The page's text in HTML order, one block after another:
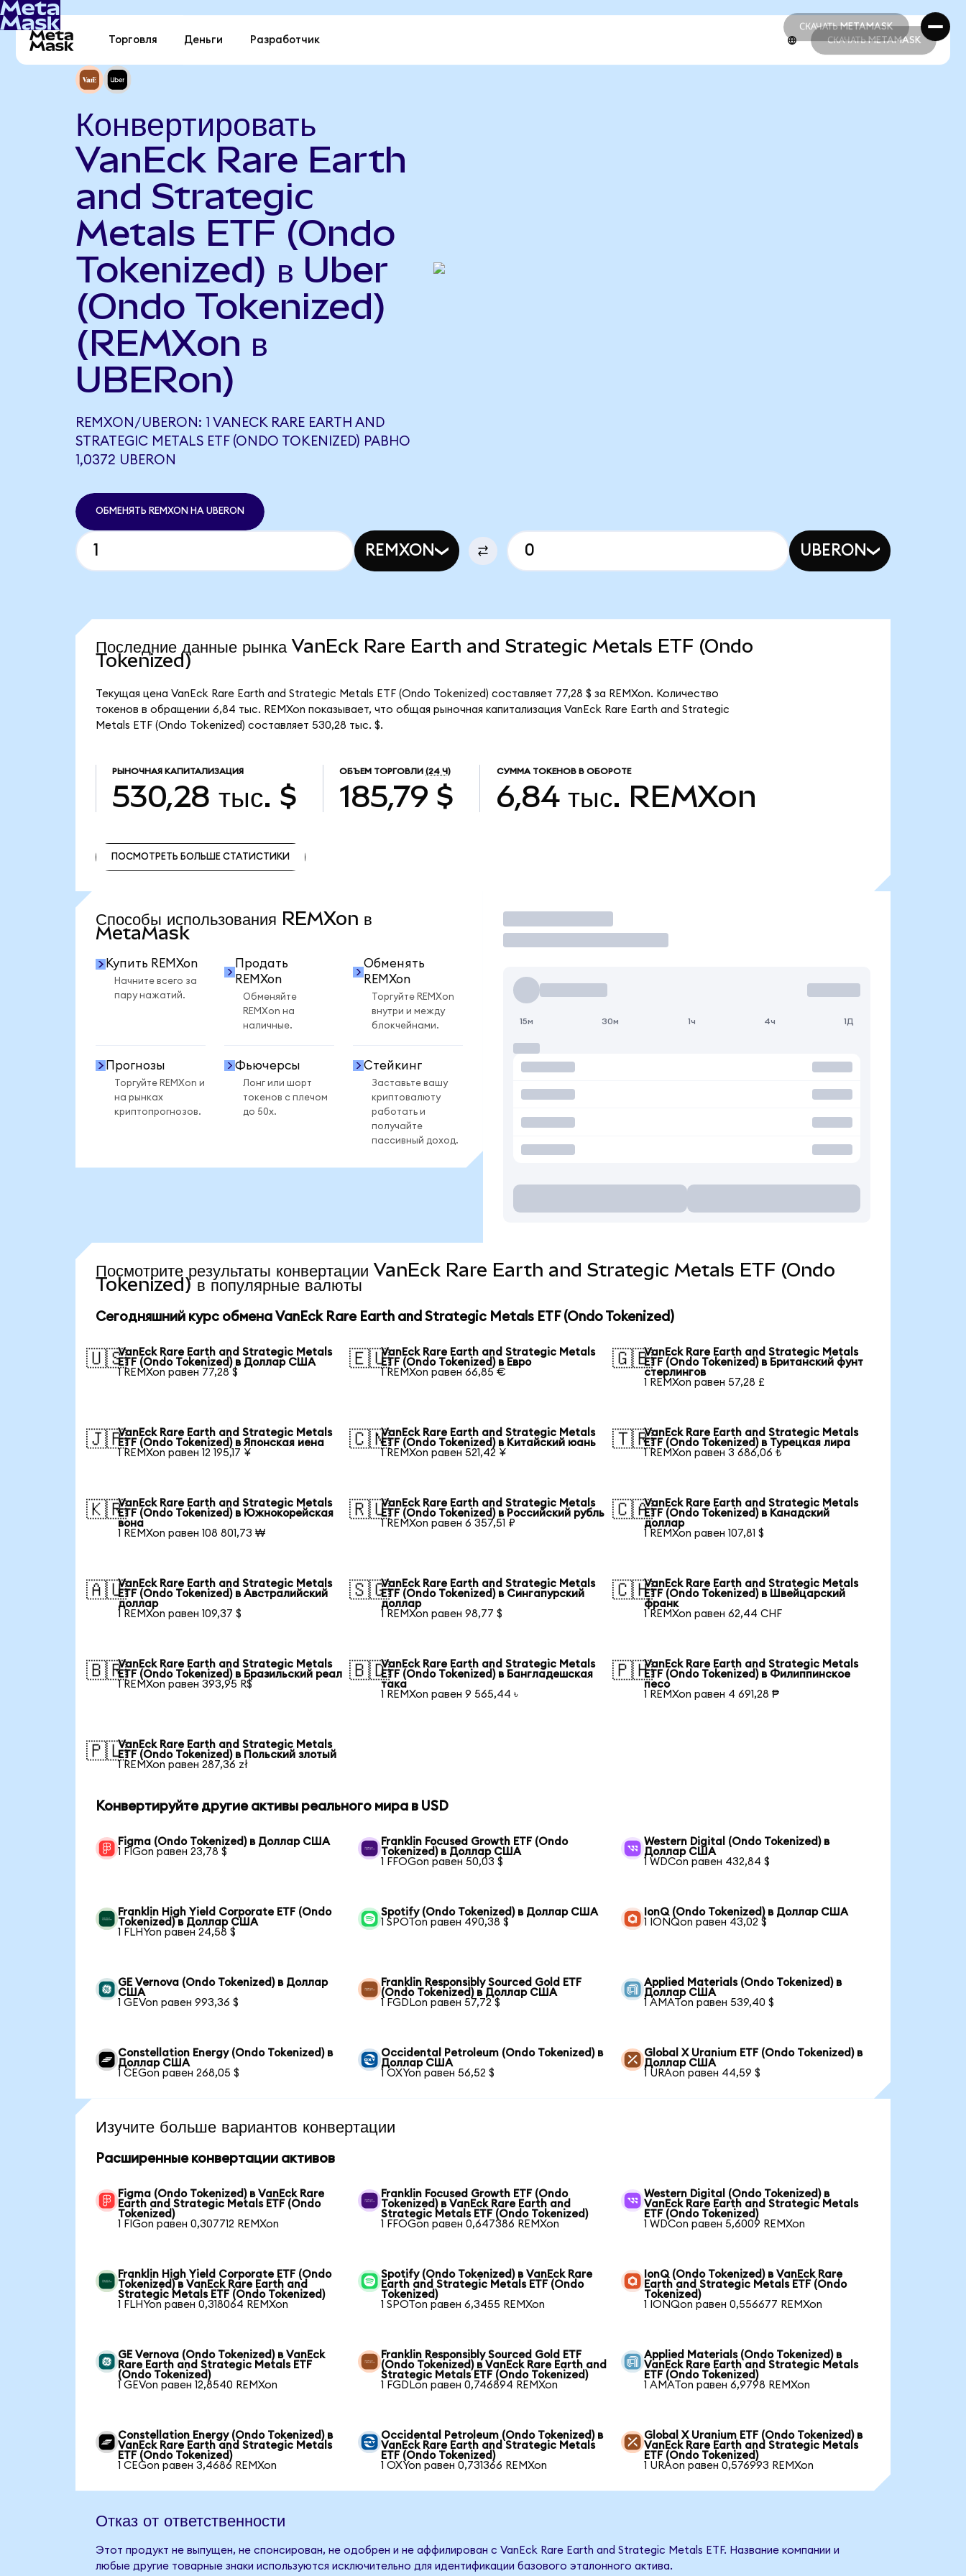
СКАЧАТЬ METAMASK
СКАЧАТЬ METAMASK
Торговля Деньги Разработчик СКАЧАТЬ METAMASK
Конвертировать
VanEck Rare Earth
and Strategic
Metals ETF (Ondo
Tokenized) в Uber
(Ondo Tokenized)
(REMXon в
UBERon)
REMXON/UBERON: 1 VANECK RARE EARTH AND
STRATEGIC METALS ETF (ONDO TOKENIZED) РАВНО
1,0372 UBERON
ОБМЕНЯТЬ REMXON НА UBERON
REMXON UBERON
Последние данные рынка VanEck Rare Earth and Strategic Metals ETF (Ondo
Tokenized)
Текущая цена VanEck Rare Earth and Strategic Metals ETF (Ondo Tokenized) составляет 77,28 $ за REMXon. Количество
токенов в обращении 6,84 тыс. REMXon показывает, что общая рыночная капитализация VanEck Rare Earth and Strategic
Metals ETF (Ondo Tokenized) составляет 530,28 тыс. $.
РЫНОЧНАЯ КАПИТАЛИЗАЦИЯ
530,28 тыс. $
ОБЪЕМ ТОРГОВЛИ (24 Ч)
185,79 $
СУММА ТОКЕНОВ В ОБОРОТЕ
6,84 тыс. REMXon
ПОСМОТРЕТЬ БОЛЬШЕ СТАТИСТИКИ
Способы использования REMXon в
MetaMask
Купить REMXon
Начните всего за
пару нажатий.
Продать
REMXon
Обменяйте
REMXon на
наличные.
Обменять
REMXon
Торгуйте REMXon
внутри и между
блокчейнами.
Прогнозы
Торгуйте REMXon и
на рынках
криптопрогнозов.
Фьючерсы
Лонг или шорт
токенов с плечом
до 50x.
Стейкинг
Заставьте вашу
криптовалюту
работать и
получайте
пассивный доход.
Торговать
15м 30м 1ч 4ч 1Д
Посмотрите результаты конвертации VanEck Rare Earth and Strategic Metals ETF (Ondo
Tokenized) в популярные валюты
Сегодняшний курс обмена VanEck Rare Earth and Strategic Metals ETF (Ondo Tokenized)
🇺🇸VanEck Rare Earth and Strategic Metals
ETF (Ondo Tokenized) в Доллар США
1 REMXon равен 77,28 $
🇪🇺VanEck Rare Earth and Strategic Metals
ETF (Ondo Tokenized) в Евро
1 REMXon равен 66,85 €
🇬🇧VanEck Rare Earth and Strategic Metals
ETF (Ondo Tokenized) в Британский фунт
стерлингов
1 REMXon равен 57,28 £
🇯🇵VanEck Rare Earth and Strategic Metals
ETF (Ondo Tokenized) в Японская иена
1 REMXon равен 12 195,17 ¥
🇨🇳VanEck Rare Earth and Strategic Metals
ETF (Ondo Tokenized) в Китайский юань
1 REMXon равен 521,42 ¥
🇹🇷VanEck Rare Earth and Strategic Metals
ETF (Ondo Tokenized) в Турецкая лира
1 REMXon равен 3 686,06 ₺
🇰🇷VanEck Rare Earth and Strategic Metals
ETF (Ondo Tokenized) в Южнокорейская
вона
1 REMXon равен 108 801,73 ₩
🇷🇺VanEck Rare Earth and Strategic Metals
ETF (Ondo Tokenized) в Российский рубль
1 REMXon равен 6 357,51 ₽
🇨🇦VanEck Rare Earth and Strategic Metals
ETF (Ondo Tokenized) в Канадский
доллар
1 REMXon равен 107,81 $
🇦🇺VanEck Rare Earth and Strategic Metals
ETF (Ondo Tokenized) в Австралийский
доллар
1 REMXon равен 109,37 $
🇸🇬VanEck Rare Earth and Strategic Metals
ETF (Ondo Tokenized) в Сингапурский
доллар
1 REMXon равен 98,77 $
🇨🇭VanEck Rare Earth and Strategic Metals
ETF (Ondo Tokenized) в Швейцарский
франк
1 REMXon равен 62,44 CHF
🇧🇷VanEck Rare Earth and Strategic Metals
ETF (Ondo Tokenized) в Бразильский реал
1 REMXon равен 393,95 R$
🇧🇩VanEck Rare Earth and Strategic Metals
ETF (Ondo Tokenized) в Бангладешская
така
1 REMXon равен 9 565,44 ৳
🇵🇭VanEck Rare Earth and Strategic Metals
ETF (Ondo Tokenized) в Филиппинское
песо
1 REMXon равен 4 691,28 ₱
🇵🇱VanEck Rare Earth and Strategic Metals
ETF (Ondo Tokenized) в Польский злотый
1 REMXon равен 287,36 zł
Конвертируйте другие активы реального мира в USD
Figma (Ondo Tokenized) в Доллар США
1 FIGon равен 23,78 $
Franklin Focused Growth ETF (Ondo
Tokenized) в Доллар США
1 FFOGon равен 50,03 $
Western Digital (Ondo Tokenized) в
Доллар США
1 WDCon равен 432,84 $
Franklin High Yield Corporate ETF (Ondo
Tokenized) в Доллар США
1 FLHYon равен 24,58 $
Spotify (Ondo Tokenized) в Доллар США
1 SPOTon равен 490,38 $
IonQ (Ondo Tokenized) в Доллар США
1 IONQon равен 43,02 $
GE Vernova (Ondo Tokenized) в Доллар
США
1 GEVon равен 993,36 $
Franklin Responsibly Sourced Gold ETF
(Ondo Tokenized) в Доллар США
1 FGDLon равен 57,72 $
Applied Materials (Ondo Tokenized) в
Доллар США
1 AMATon равен 539,40 $
Constellation Energy (Ondo Tokenized) в
Доллар США
1 CEGon равен 268,05 $
Occidental Petroleum (Ondo Tokenized) в
Доллар США
1 OXYon равен 56,52 $
Global X Uranium ETF (Ondo Tokenized) в
Доллар США
1 URAon равен 44,59 $
Изучите больше вариантов конвертации
Расширенные конвертации активов
Figma (Ondo Tokenized) в VanEck Rare
Earth and Strategic Metals ETF (Ondo
Tokenized)
1 FIGon равен 0,307712 REMXon
Franklin Focused Growth ETF (Ondo
Tokenized) в VanEck Rare Earth and
Strategic Metals ETF (Ondo Tokenized)
1 FFOGon равен 0,647386 REMXon
Western Digital (Ondo Tokenized) в
VanEck Rare Earth and Strategic Metals
ETF (Ondo Tokenized)
1 WDCon равен 5,6009 REMXon
Franklin High Yield Corporate ETF (Ondo
Tokenized) в VanEck Rare Earth and
Strategic Metals ETF (Ondo Tokenized)
1 FLHYon равен 0,318064 REMXon
Spotify (Ondo Tokenized) в VanEck Rare
Earth and Strategic Metals ETF (Ondo
Tokenized)
1 SPOTon равен 6,3455 REMXon
IonQ (Ondo Tokenized) в VanEck Rare
Earth and Strategic Metals ETF (Ondo
Tokenized)
1 IONQon равен 0,556677 REMXon
GE Vernova (Ondo Tokenized) в VanEck
Rare Earth and Strategic Metals ETF
(Ondo Tokenized)
1 GEVon равен 12,8540 REMXon
Franklin Responsibly Sourced Gold ETF
(Ondo Tokenized) в VanEck Rare Earth and
Strategic Metals ETF (Ondo Tokenized)
1 FGDLon равен 0,746894 REMXon
Applied Materials (Ondo Tokenized) в
VanEck Rare Earth and Strategic Metals
ETF (Ondo Tokenized)
1 AMATon равен 6,9798 REMXon
Constellation Energy (Ondo Tokenized) в
VanEck Rare Earth and Strategic Metals
ETF (Ondo Tokenized)
1 CEGon равен 3,4686 REMXon
Occidental Petroleum (Ondo Tokenized) в
VanEck Rare Earth and Strategic Metals
ETF (Ondo Tokenized)
1 OXYon равен 0,731366 REMXon
Global X Uranium ETF (Ondo Tokenized) в
VanEck Rare Earth and Strategic Metals
ETF (Ondo Tokenized)
1 URAon равен 0,576993 REMXon
Отказ от ответственности
Этот продукт не выпущен, не спонсирован, не одобрен и не аффилирован с VanEck Rare Earth and Strategic Metals ETF. Название компании и
любые другие товарные знаки используются исключительно для идентификации базового эталонного актива.